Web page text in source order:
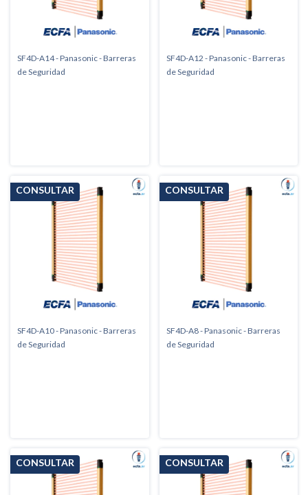
SF4D-A14 - Panasonic - Barreras
de Seguridad
SF4D-A12 - Panasonic - Barreras
de Seguridad
SF4D-A10 - Panasonic - Barreras
de Seguridad
SF4D-A8 - Panasonic - Barreras
de Seguridad